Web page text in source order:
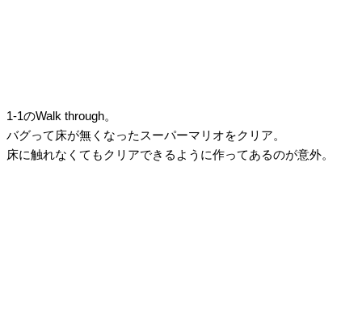
1-1のWalk through。
バグって床が無くなったスーパーマリオをクリア。
床に触れなくてもクリアできるように作ってあるのが意外。